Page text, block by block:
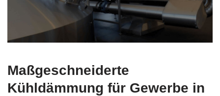
Maßgeschneiderte
Kühldämmung für Gewerbe in